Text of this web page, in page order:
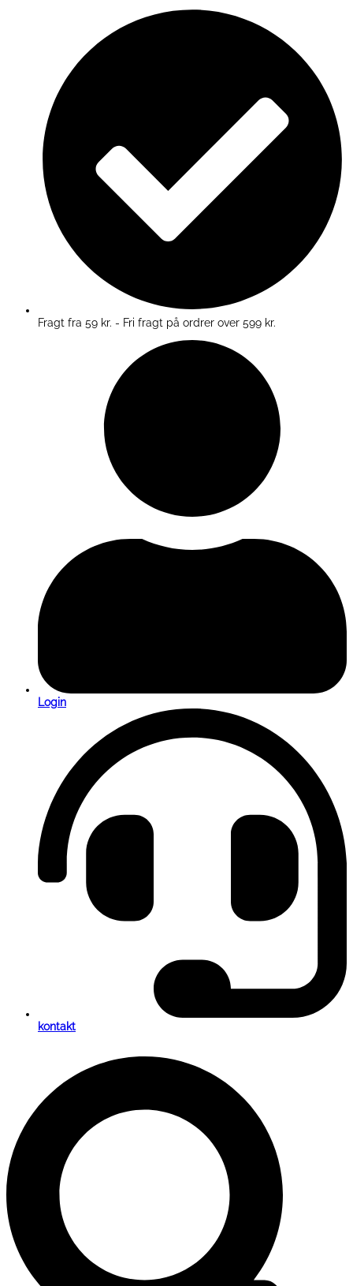
Fragt fra 59 kr. - Fri fragt på ordrer over 599 kr.
Login
kontakt